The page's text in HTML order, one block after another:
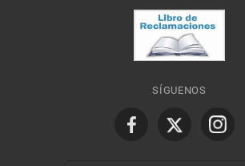
SÍGUENOS